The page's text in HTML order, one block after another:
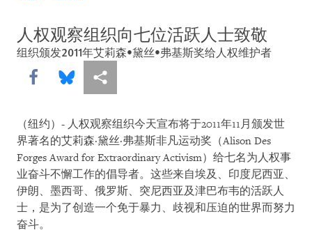
人权观察组织向七位活跃人士致敬
组织颁发2011年艾莉森•黛丝•弗基斯奖给人权维护者
Share this via Facebook
Share this via Bluesky
More sharing options
（纽约）- 人权观察组织今天宣布将于2011年11月颁发世
界著名的艾莉森·黛丝·弗基斯非凡运动奖（Alison Des
Forges Award for Extraordinary Activism）给七名为人权事
业奋斗不懈工作的倡导者。这些来自埃及、印度尼西亚、
伊朗、墨西哥、俄罗斯、突尼西亚及津巴布韦的活跃人
士，是为了创造一个免于暴力、歧视和压迫的世界而努力
奋斗。